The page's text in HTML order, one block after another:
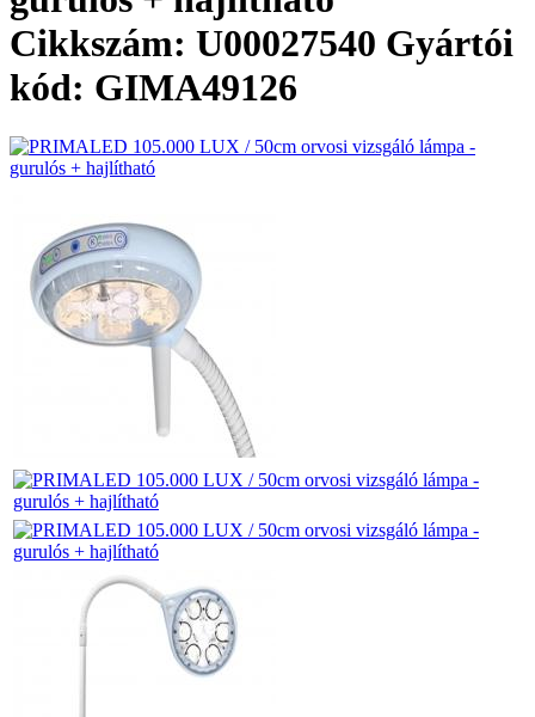
Cikkszám: U00027540 Gyártói
kód: GIMA49126